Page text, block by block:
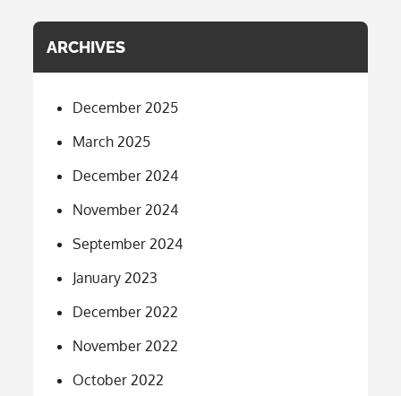
ARCHIVES
December 2025
March 2025
December 2024
November 2024
September 2024
January 2023
December 2022
November 2022
October 2022